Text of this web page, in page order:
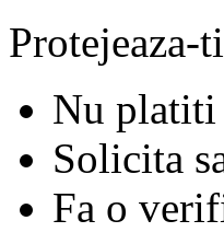
Protejeaza-
Nu platiti
Solicita
Fa o